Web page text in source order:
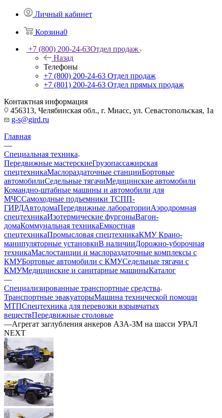
Личный кабинет
Корзина0
+7 (800) 200-24-63Отдел продаж
Назад
Телефоны
+7 (800) 200-24-63 Отдел продаж
+7 (801) 200-24-63 Отдел прямых продаж
Контактная информация
456313, Челябинская обл., г. Миасс, ул. Севастопольская, 1а
g-s@gird.ru
Главная
—
Специальная техника
Передвижные мастерскиеГрузопассажирская
спецтехникаМаслораздаточные станцииБортовые
автомобилиСедельные тягачиМедицинские автомобили
Командно-штабные машины и автомобили для
МЧССамоходные подъемники ТСПП-
ГИРДАвтодомаПередвижные лабораторииАэродромная
спецтехникаИзотермические фургоныВагон-
домаКоммунальная техникаЕмкостная
спецтехникаПромысловая спецтехникаКМУ Крано-
манипуляторные установкиВ наличииДорожно-уборочная
техникаМаслостанции и маслораздаточные комплексы с
КМУБортовые автомобили с КМУСедельные тягачи с
КМУМедицинские и санитарные машиныКаталог
—
Специализированные транспортные средства
Транспортные эвакуаторыМашина технической помощи
МТПСпецтехника для перевозки взрывчатых
веществПередвижные столовые
—Агрегат заглубления анкеров АЗА-3М на шасси УРАЛ
NEXT